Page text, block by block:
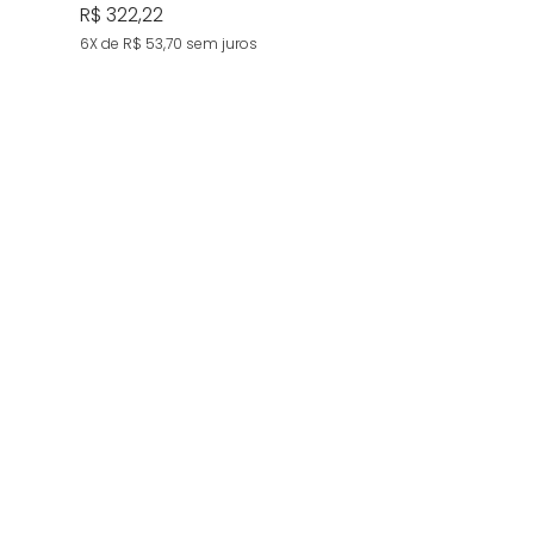
R$ 322,22
6X de R$ 53,70 sem juros